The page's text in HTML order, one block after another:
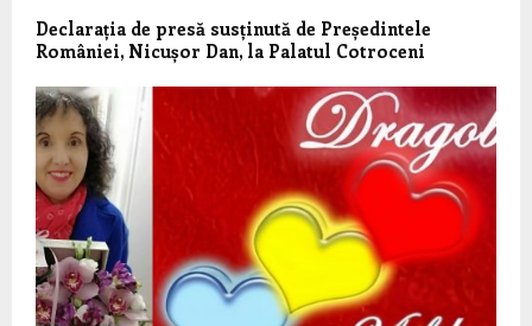
Declarația de presă susținută de Președintele
României, Nicușor Dan, la Palatul Cotroceni